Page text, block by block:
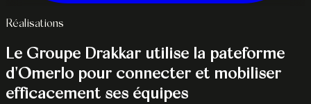
Réalisations
Le Groupe Drakkar utilise la pateforme
d'Omerlo pour connecter et mobiliser
efficacement ses équipes